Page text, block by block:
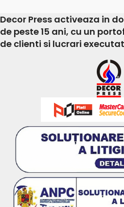
Decor Press activeaza in
de peste 15 ani, cu un
de clienti si lucrari